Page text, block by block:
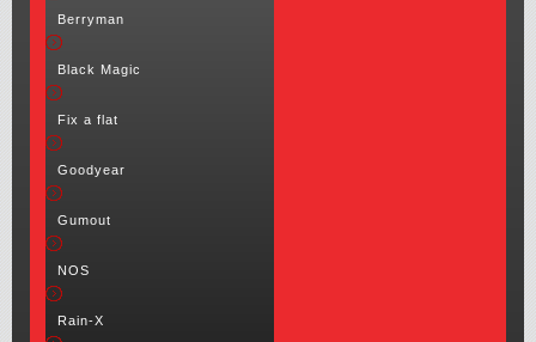
Berryman
Black Magic
Fix a flat
Goodyear
Gumout
NOS
Rain-X